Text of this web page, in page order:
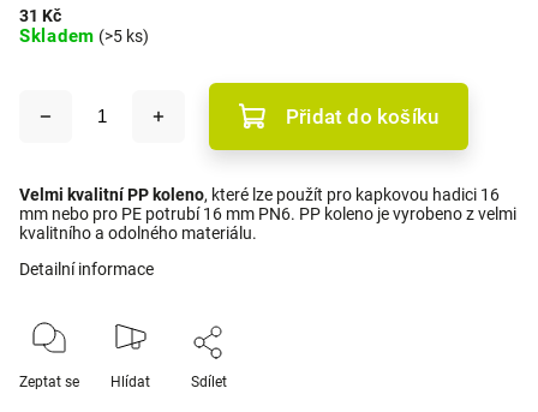
31 Kč
Skladem (>5 ks)
Přidat do košíku
Velmi kvalitní PP koleno, které lze použít pro kapkovou hadici 16
mm nebo pro PE potrubí 16 mm PN6. PP koleno je vyrobeno z velmi
kvalitního a odolného materiálu.
Detailní informace
Zeptat se Hlídat Sdílet